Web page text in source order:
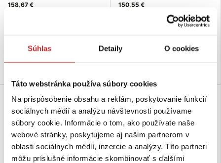
Súhlas Detaily O cookies
Táto webstránka používa súbory cookies
Na prispôsobenie obsahu a reklám, poskytovanie funkcií
sociálnych médií a analýzu návštevnosti používame
súbory cookie. Informácie o tom, ako používate naše
webové stránky, poskytujeme aj našim partnerom v
oblasti sociálnych médií, inzercie a analýzy. Títo partneri
môžu príslušné informácie skombinovať s ďalšími
158,67 €
Skladom 22 ks
150,55 €
Dĺžka (m): 3,5 m
Nosnosť (kg): 10 000 kg
SVX SVX